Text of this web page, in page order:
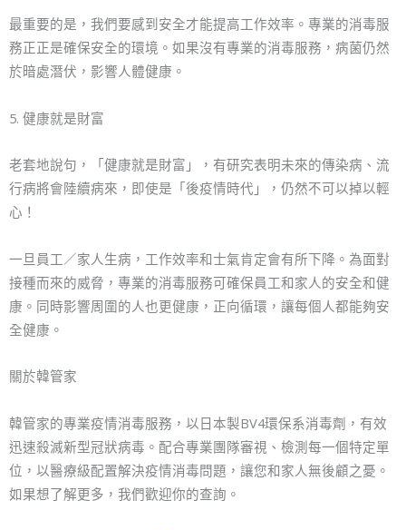
最重要的是，我們要感到安全才能提高工作效率。專業的消毒服
務正正是確保安全的環境。如果沒有專業的消毒服務，病菌仍然
於暗處潛伏，影響人體健康。
5. 健康就是財富
老套地說句，「健康就是財富」，有研究表明未來的傳染病、流
行病將會陸續病來，即使是「後疫情時代」，仍然不可以掉以輕
心！
一旦員工／家人生病，工作效率和士氣肯定會有所下降。為面對
接種而來的威脅，專業的消毒服務可確保員工和家人的安全和健
康。同時影響周圍的人也更健康，正向循環，讓每個人都能夠安
全健康。
關於韓管家
韓管家的專業疫情消毒服務，以日本製BV4環保系消毒劑，有效
迅速殺滅新型冠狀病毒。配合專業團隊審視、檢測每一個特定單
位，以醫療級配置解決疫情消毒問題，讓您和家人無後顧之憂。
如果想了解更多，我們歡迎你的查詢。